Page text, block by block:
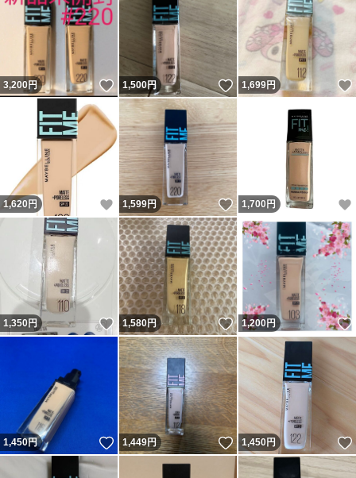
3,200円 いいね！
1,500円 いいね！
1,699円
1,620 円 いいね！
1,599円 いいね！
1,700 円
1,350円 いいね！
1,580円 いいね！
1,200円
1,450円 いいね！
1,449円 いいね！
1,450円